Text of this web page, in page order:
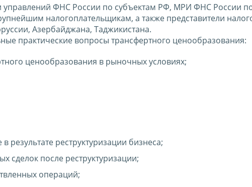
управлений ФНС России по субъектам РФ, МРИ ФНС России
налогоплательщикам, а также представители
Азербайджана, Таджикистана.
практические вопросы трансфертного ценообразования:
ценообразования в рыночных условиях;
результате реструктуризации бизнеса;
сделок после реструктуризации;
операций;